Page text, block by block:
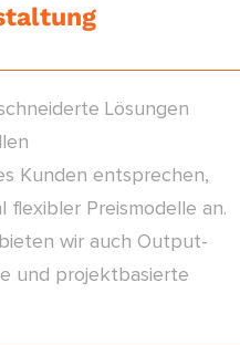
Lösungen
Kunden entsprechen,
Preismodelle an.
wir auch Output-
und projektbasierte